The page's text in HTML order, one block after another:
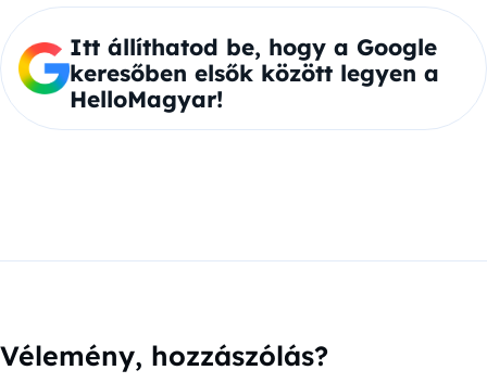
Itt állíthatod be, hogy a Google
keresőben elsők között legyen a
HelloMagyar!
Vélemény, hozzászólás?